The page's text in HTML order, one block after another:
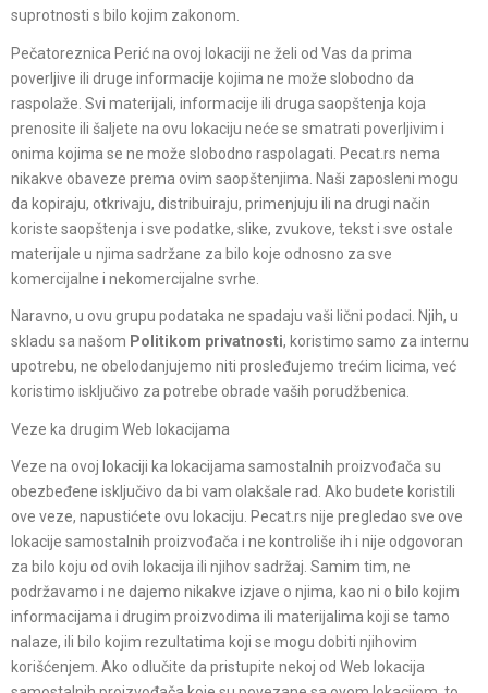
suprotnosti s bilo kojim zakonom.
Pečatoreznica Perić na ovoj lokaciji ne želi od Vas da prima
poverljive ili druge informacije kojima ne može slobodno da
raspolaže. Svi materijali, informacije ili druga saopštenja koja
prenosite ili šaljete na ovu lokaciju neće se smatrati poverljivim i
onima kojima se ne može slobodno raspolagati. Pecat.rs nema
nikakve obaveze prema ovim saopštenjima. Naši zaposleni mogu
da kopiraju, otkrivaju, distribuiraju, primenjuju ili na drugi način
koriste saopštenja i sve podatke, slike, zvukove, tekst i sve ostale
materijale u njima sadržane za bilo koje odnosno za sve
komercijalne i nekomercijalne svrhe.
Naravno, u ovu grupu podataka ne spadaju vaši lični podaci. Njih, u
skladu sa našom Politikom privatnosti, koristimo samo za internu
upotrebu, ne obelodanjujemo niti prosleđujemo trećim licima, već
koristimo isključivo za potrebe obrade vaših porudžbenica.
Veze ka drugim Web lokacijama
Veze na ovoj lokaciji ka lokacijama samostalnih proizvođača su
obezbeđene isključivo da bi vam olakšale rad. Ako budete koristili
ove veze, napustićete ovu lokaciju. Pecat.rs nije pregledao sve ove
lokacije samostalnih proizvođača i ne kontroliše ih i nije odgovoran
za bilo koju od ovih lokacija ili njihov sadržaj. Samim tim, ne
podržavamo i ne dajemo nikakve izjave o njima, kao ni o bilo kojim
informacijama i drugim proizvodima ili materijalima koji se tamo
nalaze, ili bilo kojim rezultatima koji se mogu dobiti njihovim
korišćenjem. Ako odlučite da pristupite nekoj od Web lokacija